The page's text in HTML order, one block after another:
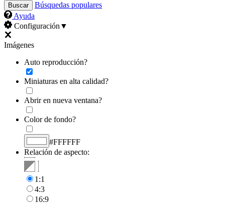
Búsquedas populares
Ayuda
Configuración ▼
Imágenes
Auto reproducción?
Miniaturas en alta calidad?
Abrir en nueva ventana?
Color de fondo?
#FFFFFF
Relación de aspecto:
1:1
4:3
16:9